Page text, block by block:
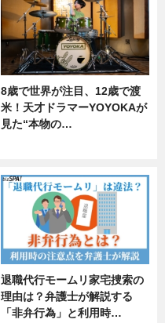
8歳で世界が注目、12歳で渡
米！天才ドラマーYOYOKAが
見た“本物の…
退職代行モームリ家宅捜索の
理由は？弁護士が解説する
「非弁行為」と利用時…